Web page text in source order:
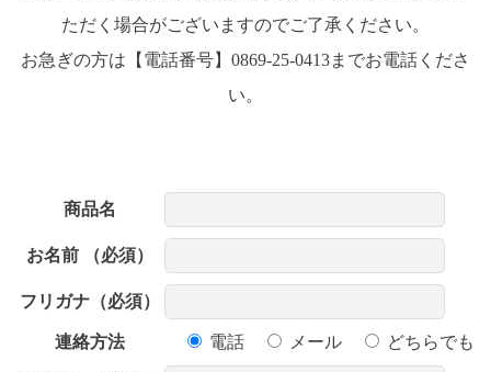
ただく場合がございますのでご了承ください。
お急ぎの方は【電話番号】0869-25-0413までお電話くださ
い。
商品名
お名前 （必須）
フリガナ（必須）
連絡方法 電話 メール どちらでも